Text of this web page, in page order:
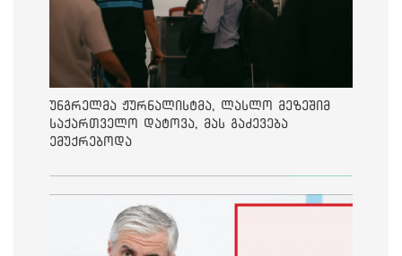
უნგრელმა ჟურნალისტმა, ლასლო მეზეშიმ
საქართველო დატოვა, მას გაძევება
ემუქრებოდა